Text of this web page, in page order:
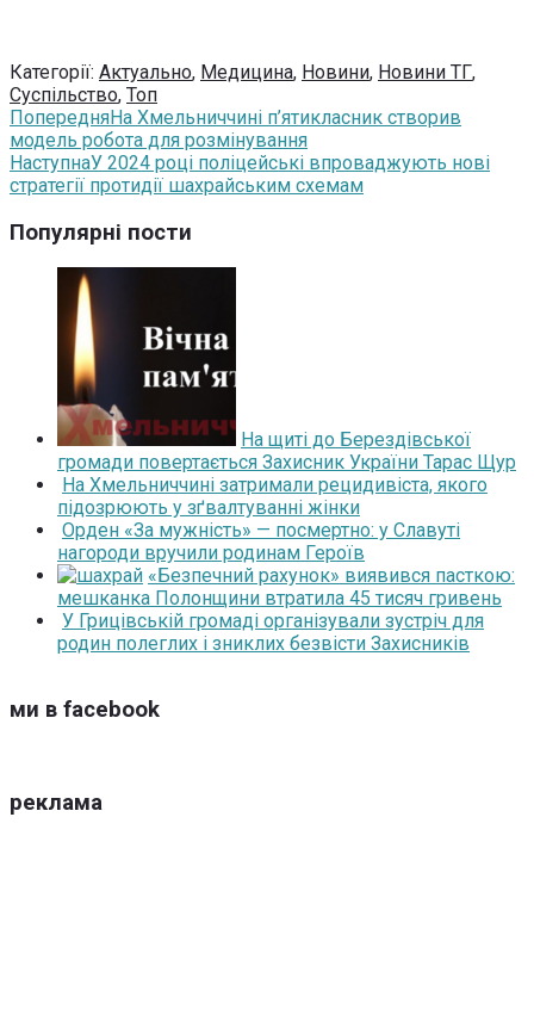
Категорії: Актуально, Медицина, Новини, Новини ТГ,
Суспільство, Топ
ПопередняНа Хмельниччині п’ятикласник створив
модель робота для розмінування
НаступнаУ 2024 році поліцейські впроваджують нові
стратегії протидії шахрайським схемам
Популярні пости
На щиті до Берездівської
громади повертається Захисник України Тарас Щур
На Хмельниччині затримали рецидивіста, якого
підозрюють у зґвалтуванні жінки
Орден «За мужність» — посмертно: у Славуті
нагороди вручили родинам Героїв
«Безпечний рахунок» виявився пасткою:
мешканка Полонщини втратила 45 тисяч гривень
У Грицівській громаді організували зустріч для
родин полеглих і зниклих безвісти Захисників
ми в facebook
реклама